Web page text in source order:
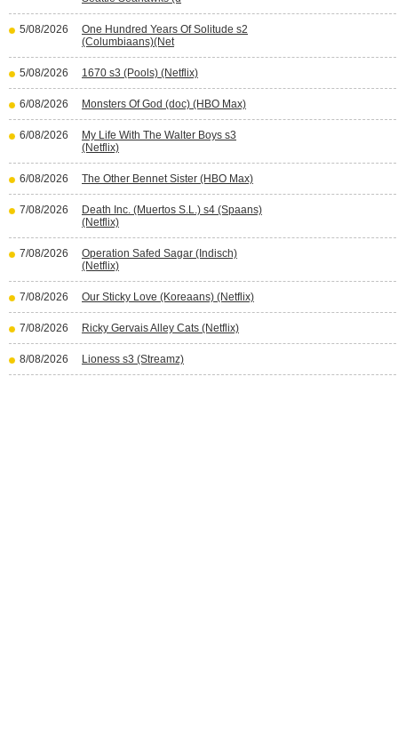
5/08/2026
One Hundred Years Of Solitude s2
(Columbiaans)(Net
5/08/2026 1670 s3 (Pools) (Netflix)
6/08/2026 Monsters Of God (doc) (HBO Max)
6/08/2026
My Life With The Walter Boys s3
(Netflix)
6/08/2026 The Other Bennet Sister (HBO Max)
7/08/2026
Death Inc. (Muertos S.L.) s4 (Spaans)
(Netflix)
7/08/2026
Operation Safed Sagar (Indisch)
(Netflix)
7/08/2026 Our Sticky Love (Koreaans) (Netflix)
7/08/2026 Ricky Gervais Alley Cats (Netflix)
8/08/2026 Lioness s3 (Streamz)